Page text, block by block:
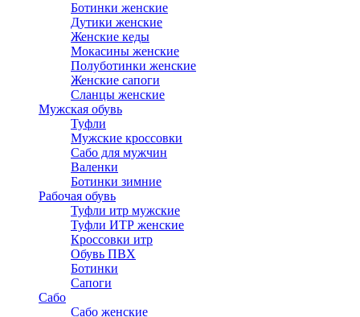
Ботинки женские
Дутики женские
Женские кеды
Мокасины женские
Полуботинки женские
Женские сапоги
Сланцы женские
Мужская обувь
Туфли
Мужские кроссовки
Сабо для мужчин
Валенки
Ботинки зимние
Рабочая обувь
Туфли итр мужские
Туфли ИТР женские
Кроссовки итр
Обувь ПВХ
Ботинки
Сапоги
Сабо
Сабо женские